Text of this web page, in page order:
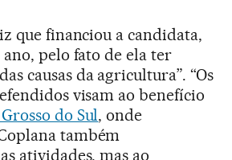
que financiou a candidata,
ano, pelo fato de ela ter
causas da agricultura”. “Os
visam ao benefício
do Sul, onde
também
atividades, mas ao